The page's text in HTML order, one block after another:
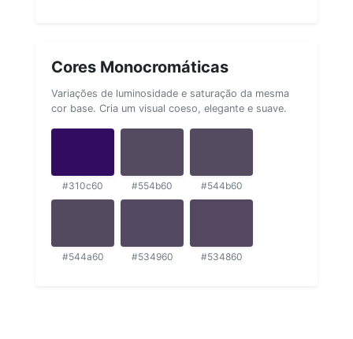
Cores Monocromáticas
Variações de luminosidade e saturação da mesma
cor base. Cria um visual coeso, elegante e suave.
#310c60 #554b60 #544b60
#544a60 #534960 #534860